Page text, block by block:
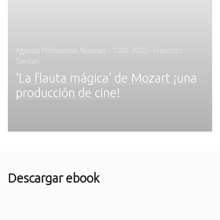
Agenda Profesional Noticias - Posted
10.01.2020 - Francisco
Gavilan
‘La flauta mágica’ de Mozart ¡una
producción de cine!
Descargar ebook